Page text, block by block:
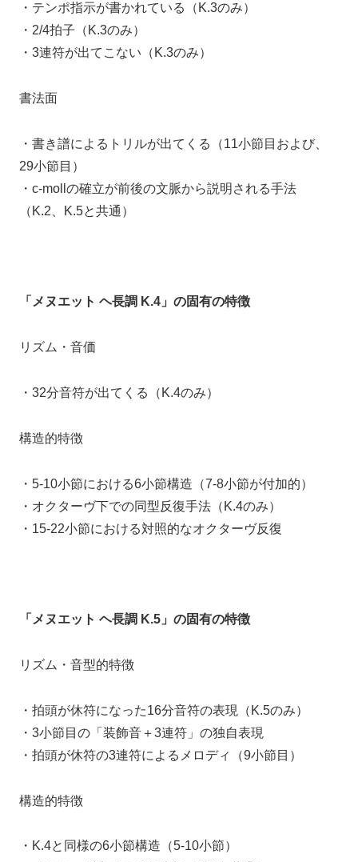
・ テンポ指示が書かれている（K.3のみ）
・ 2/4拍子（K.3のみ）
・ 3連符が出てこない（K.3のみ）
書法面
・ 書き譜によるトリルが出てくる（11小節目および、
29小節目）
・ c-mollの確立が前後の文脈から説明される手法
（K.2、K.5と共通）
「メヌエット ヘ長調 K.4」の固有の特徴
リズム・音価
・ 32分音符が出てくる（K.4のみ）
構造的特徴
・ 5-10小節における6小節構造（7-8小節が付加的）
・ オクターヴ下での同型反復手法（K.4のみ）
・15-22小節における対照的なオクターヴ反復
「メヌエット ヘ長調 K.5」の固有の特徴
リズム・音型的特徴
・拍頭が休符になった16分音符の表現（K.5のみ）
・3小節目の「装飾音＋3連符」の独自表現
・拍頭が休符の3連符によるメロディ（9小節目）
構造的特徴
・K.4と同様の6小節構造（5-10小節）